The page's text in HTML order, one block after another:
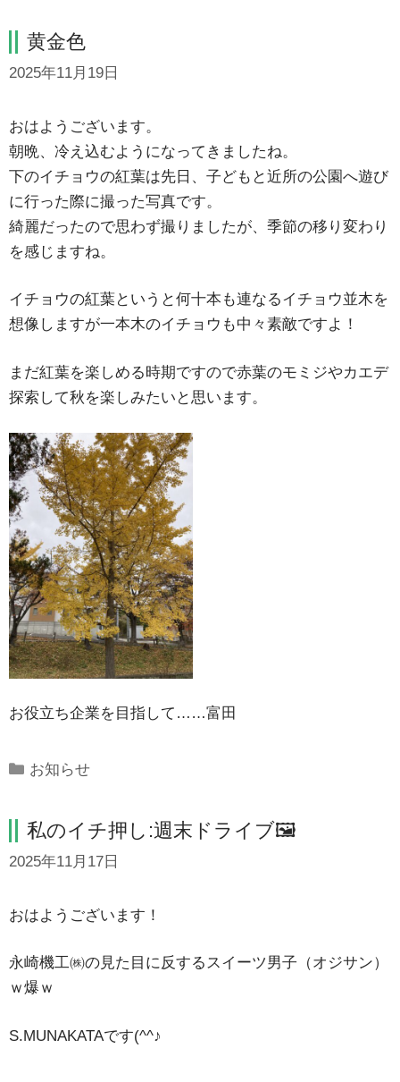
黄金色
2025年11月19日
おはようございます。
朝晩、冷え込むようになってきましたね。
下のイチョウの紅葉は先日、子どもと近所の公園へ遊び
に行った際に撮った写真です。
綺麗だったので思わず撮りましたが、季節の移り変わり
を感じますね。
イチョウの紅葉というと何十本も連なるイチョウ並木を
想像しますが一本木のイチョウも中々素敵ですよ！
まだ紅葉を楽しめる時期ですので赤葉のモミジやカエデ
探索して秋を楽しみたいと思います。
お役立ち企業を目指して……富田
Categories
お知らせ
私のイチ押し:週末ドライブ🖼
2025年11月17日
おはようございます！
永崎機工㈱の見た目に反するスイーツ男子（オジサン）
ｗ爆ｗ
S.MUNAKATAです(^^♪